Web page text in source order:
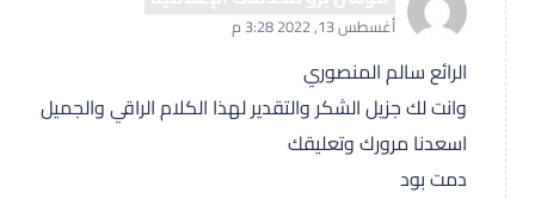
أغسطس 13, 2022 3:28 م
الرائع سالم المنصوري
وانت لك جزيل الشكر والتقدير لهذا الكلام الراقي والجميل
اسعدنا مرورك وتعليقك
دمت بود